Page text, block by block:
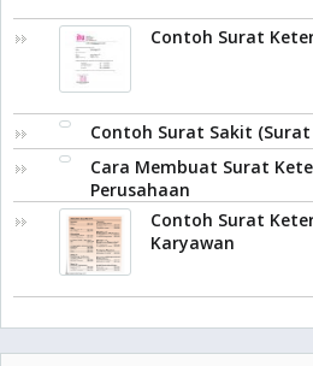
Contoh Surat
Contoh Surat Sakit
Cara Membuat Surat
Perusahaan
Contoh Surat
Karyawan